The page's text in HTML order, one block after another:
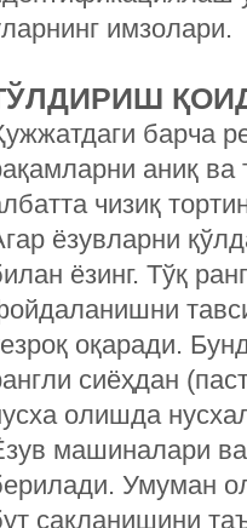
имзолари.
барча
аниқ ва
чизиқ
ёзувларни
ёзинг. Тўқ
оқаради.
сиёҳдан
олишда
машиналари
Умуман
сақланишини